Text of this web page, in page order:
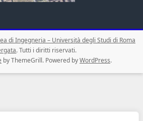
di Ingegneria – Università degli Studi di Roma
. Tutti i diritti riservati.
by ThemeGrill. Powered byWordPress.